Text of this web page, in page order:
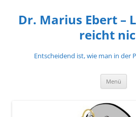
springen
Dr. Marius Ebert –
reicht
Entscheidend ist, wie man in der
Menü